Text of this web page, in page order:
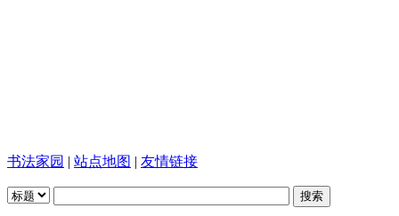
书法家园 | 站点地图 | 友情链接